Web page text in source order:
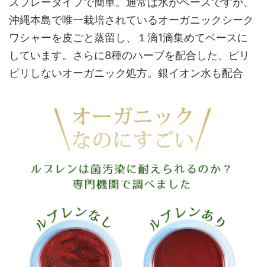
沖縄本島で唯一栽培されているオーガニックシーク
ワシャーを皮ごと蒸留し、１滴1滴集めてベースに
しています。さらに8種のハーブを配合した、ピリ
ピリしないオーガニック処方。銀イオン水も配合